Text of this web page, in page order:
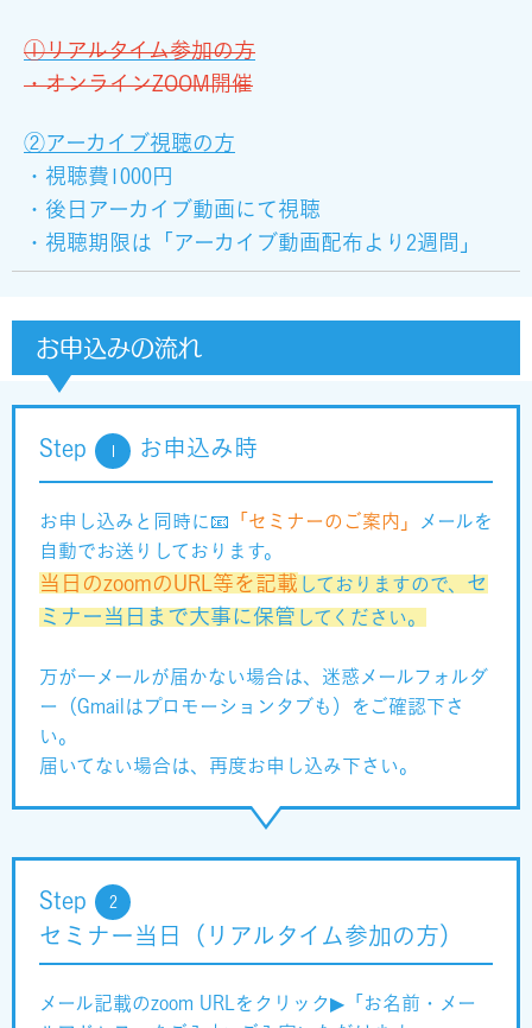
①リアルタイム参加の方
・オンラインZOOM開催
②アーカイブ視聴の方
・視聴費1000円
・後日アーカイブ動画にて視聴
・視聴期限は「アーカイブ動画配布より2週間」
お申込みの流れ
Step 1 お申込み時
お申し込みと同時に📧 「セミナーのご案内」
メールを
自動でお送りしております。
当日のzoomのURL等を記載 しておりますので、 セ
ミナー当日まで大事に保管 してください。
万が一メールが届かない場合は、迷惑メールフォルダ
ー（Gmailはプロモーションタブも）をご確認下さ
い。
届いてない場合は、再度お申し込み下さい。
Step 2
セミナー当日（リアルタイム参加の方）
メール記載のzoom URLをクリック▶「お名前・メー